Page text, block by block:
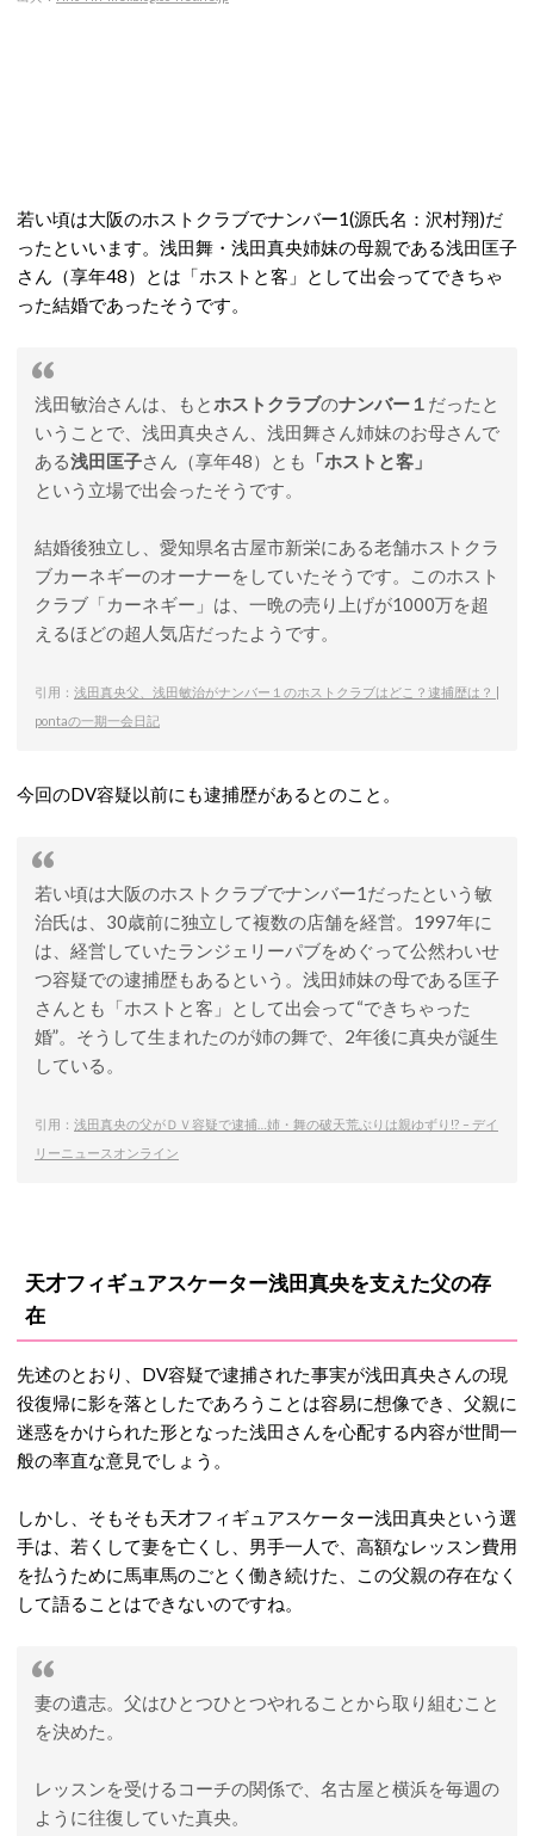
若い頃は大阪のホストクラブでナンバー1(源氏名：沢村翔)だ
ったといいます。浅田舞・浅田真央姉妹の母親である浅田匡子
さん（享年48）とは「ホストと客」として出会ってできちゃ
った結婚であったそうです。
浅田敏治さんは、もとホストクラブのナンバー１ だったと
いうことで、浅田真央さん、浅田舞さん姉妹のお母さんで
ある浅田匡子さん（享年48）とも
「ホストと客」
という立場で出会ったそうです。
結婚後独立し、愛知県名古屋市新栄にある老舗ホストクラ
ブカーネギーのオーナーをしていたそうです。このホスト
クラブ「カーネギー」は、一晩の売り上げが1000万を超
えるほどの超人気店だったようです。
引用： 浅田真央父、浅田敏治がナンバー１のホストクラブはどこ？逮捕歴は？ |
pontaの一期一会日記
今回のDV容疑以前にも逮捕歴があるとのこと。
若い頃は大阪のホストクラブでナンバー1だったという敏
治氏は、30歳前に独立して複数の店舗を経営。1997年に
は、経営していたランジェリーパブをめぐって公然わいせ
つ容疑での逮捕歴もあるという。浅田姉妹の母である匡子
さんとも「ホストと客」として出会って“できちゃった
婚”。そうして生まれたのが姉の舞で、2年後に真央が誕生
している。
引用： 浅田真央の父がＤＶ容疑で逮捕…姉・舞の破天荒ぶりは親ゆずり!? – デイ
リーニュースオンライン
天才フィギュアスケーター浅田真央を支えた父の存
在
先述のとおり、DV容疑で逮捕された事実が浅田真央さんの現
役復帰に影を落としたであろうことは容易に想像でき、父親に
迷惑をかけられた形となった浅田さんを心配する内容が世間一
般の率直な意見でしょう。
しかし、そもそも天才フィギュアスケーター浅田真央という選
手は、若くして妻を亡くし、男手一人で、高額なレッスン費用
を払うために馬車馬のごとく働き続けた、この父親の存在なく
して語ることはできないのですね。
妻の遺志。父はひとつひとつやれることから取り組むこと
を決めた。
レッスンを受けるコーチの関係で、名古屋と横浜を毎週の
ように往復していた真央。